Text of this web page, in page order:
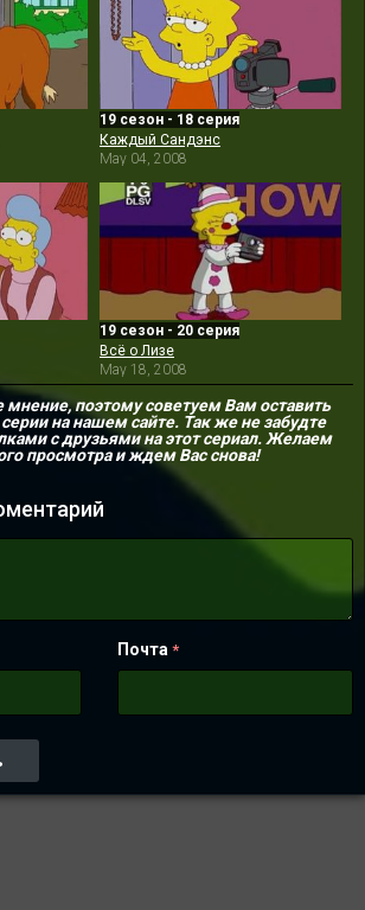
19 сезон - 18 серия
Каждый Сандэнс
May 04, 2008
19 сезон - 20 серия
Всё о Лизе
May 18, 2008
поэтому советуем Вам оставить
на нашем сайте. Так же не забудте
с друзьями на этот сериал. Желаем
просмотра и ждем Вас снова!
Почта *